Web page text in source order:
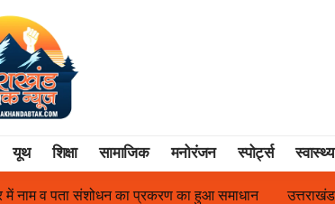
यूथ शिक्षा सामाजिक मनोरंजन स्पोर्ट्स स्वास्थ्य
उत्तराखंड में पहली बार श्री श्री वेलबीइंग का आगमन